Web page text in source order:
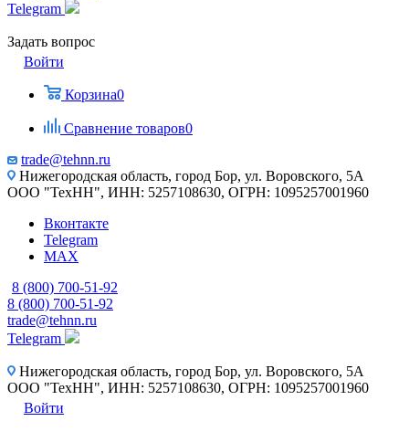
Telegram
Задать вопрос
Войти
Корзина0
Сравнение товаров0
trade@tehnn.ru
Нижегородская область, город Бор, ул. Воровского, 5А
ООО "ТехНН", ИНН: 5257108630, ОГРН: 1095257001960
Вконтакте
Telegram
MAX
8 (800) 700-51-92
8 (800) 700-51-92
trade@tehnn.ru
Telegram
Нижегородская область, город Бор, ул. Воровского, 5А
ООО "ТехНН", ИНН: 5257108630, ОГРН: 1095257001960
Войти